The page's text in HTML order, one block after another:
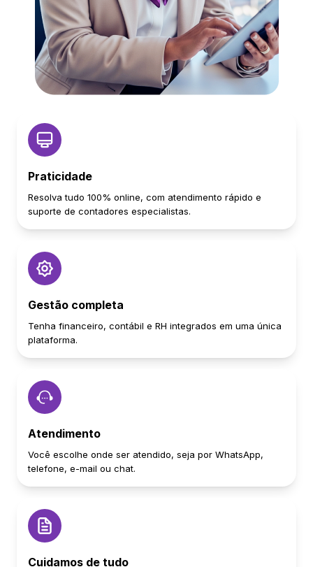
Praticidade
Resolva tudo 100% online, com atendimento rápido e
suporte de contadores especialistas.
Gestão completa
Tenha financeiro, contábil e RH integrados em uma única
plataforma.
Atendimento
Você escolhe onde ser atendido, seja por WhatsApp,
telefone, e-mail ou chat.
Cuidamos de tudo